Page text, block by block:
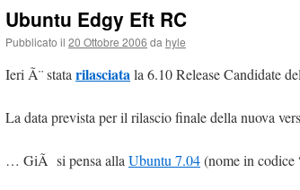
Ubuntu Edgy Eft RC
Pubblicato il 20 Ottobre 2006 da hyle
Ieri Ã¨ stata rilasciatala 6.10 Release Candidate
La data prevista per il rilascio finale della nuova
… GiÃ si pensa alla Ubuntu 7.04(nome in codice